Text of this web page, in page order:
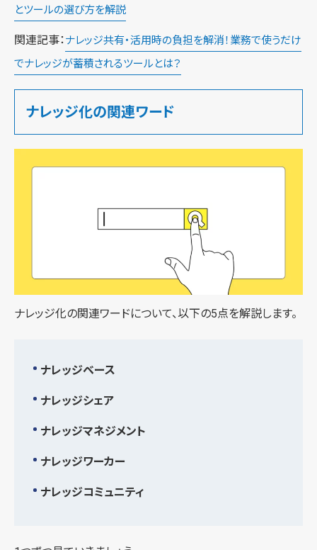
とツールの選び方を解説
関連記事： ナレッジ共有・活用時の負担を解消！業務で使うだけ
でナレッジが蓄積されるツールとは？
ナレッジ化の関連ワード
ナレッジ化の関連ワードについて、以下の5点を解説します。
ナレッジベース
ナレッジシェア
ナレッジマネジメント
ナレッジワーカー
ナレッジコミュニティ